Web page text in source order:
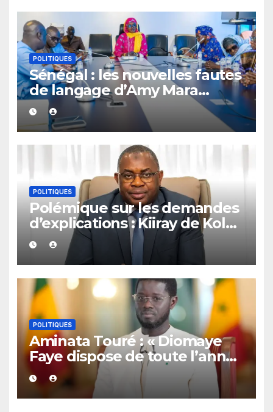
POLITIQUES
Sénégal : les nouvelles fautes
de langage d’Amy Mara
provoquent des réactions sur
les réseaux sociaux
POLITIQUES
Polémique sur les demandes
d’explications : Kiiray de Kolda
apporte son soutien à
Mamadou Lamine Dianté
POLITIQUES
Aminata Touré : « Diomaye
Faye dispose de toute l’année
2027 pour organiser les
élections locales dans la
légalité »